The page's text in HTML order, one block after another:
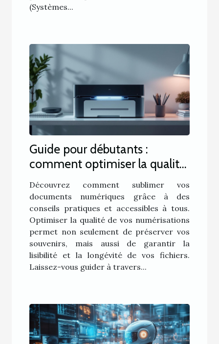
(Systèmes...
Guide pour débutants :
comment optimiser la qualité
de vos numérisations
Découvrez comment sublimer vos
documents numériques grâce à des
conseils pratiques et accessibles à tous.
Optimiser la qualité de vos numérisations
permet non seulement de préserver vos
souvenirs, mais aussi de garantir la
lisibilité et la longévité de vos fichiers.
Laissez-vous guider à travers...